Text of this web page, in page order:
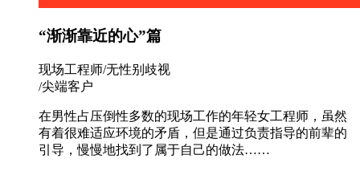
“渐渐靠近的心”篇
现场工程师/无性别歧视
/尖端客户
在男性占压倒性多数的现场工作的年轻女工程师，虽然
有着很难适应环境的矛盾，但是通过负责指导的前辈的
引导，慢慢地找到了属于自己的做法……